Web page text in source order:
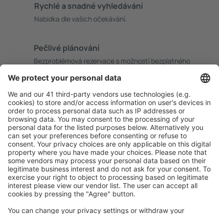
Rychlé a snadné vyhledávání
Nabídka dle vašich očekávání.
Pečlivé plánování
Bezproblémová rezervace s možností bezplatného
S námi ušetříte
Atraktivní ceny a speciální nabídky pro přihlášené
uživatele.
Ubytování dle vašeho gusta
Vyberte si z více než 1.3 milionu zařízení: hotelů,
apartmánů, chat a dalších.